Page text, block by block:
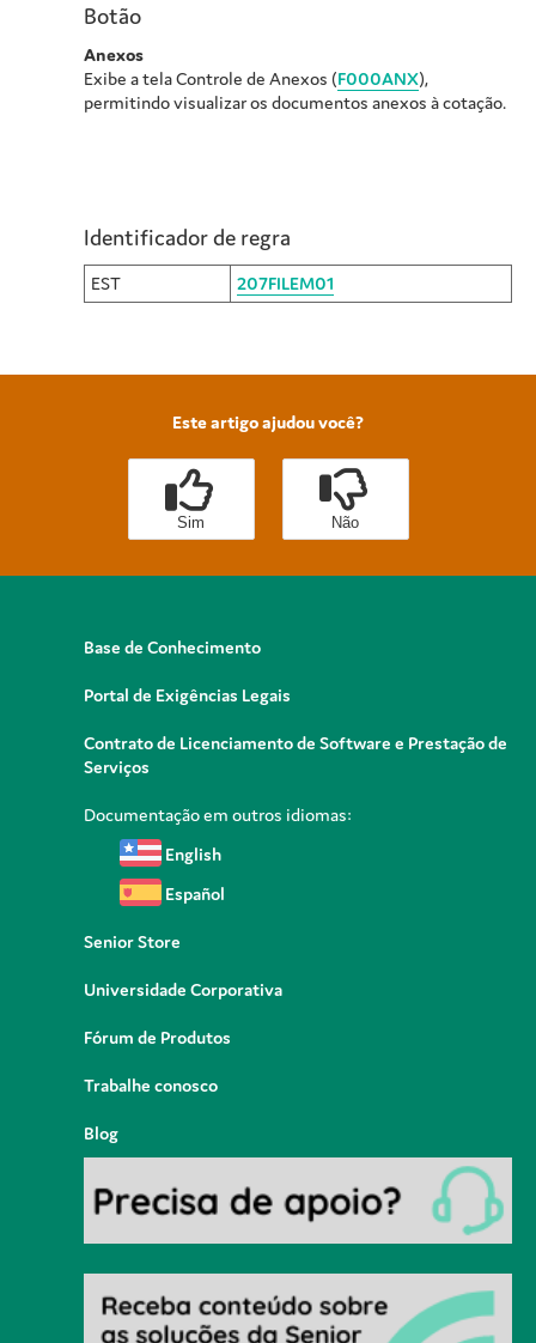
Botão
Anexos
Exibe a tela Controle de Anexos (F000ANX),
permitindo visualizar os documentos anexos à cotação.
Identificador de regra
EST 207FILEM01
Este artigo ajudou você?
Sim Não
Base de Conhecimento
Portal de Exigências Legais
Contrato de Licenciamento de Software e Prestação de
Serviços
Documentação em outros idiomas:
English
Español
Senior Store
Universidade Corporativa
Fórum de Produtos
Trabalhe conosco
Blog